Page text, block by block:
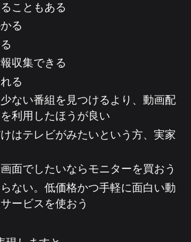
こともある
る
収集できる
る
ない番組を見つけるより、動画配
利用したほうが良い
はテレビがみたいという方、実家
面でしたいならモニターを買おう
ない。低価格かつ手軽に面白い動
ービスを使おう